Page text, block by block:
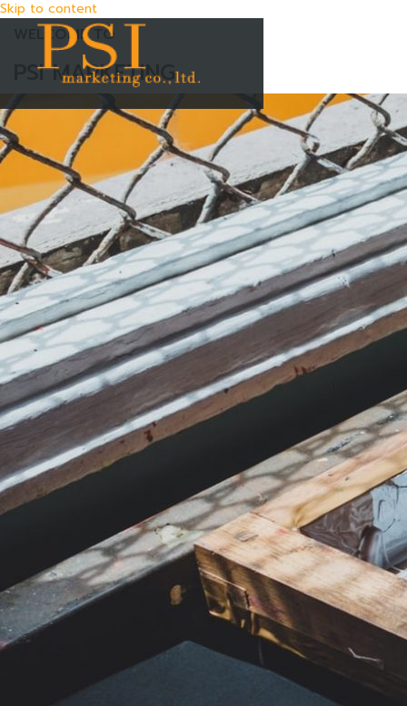
Skip to content
WELCOME TO
PSI MARKETING